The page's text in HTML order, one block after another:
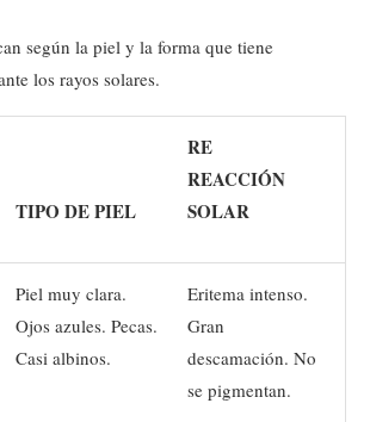
según la piel y la forma que tiene
los rayos solares.
TIPO DE PIEL
RE
REACCIÓN
SOLAR
Piel muy clara.
Ojos azules. Pecas.
Casi albinos.
Eritema intenso.
Gran
descamación. No
se pigmentan.